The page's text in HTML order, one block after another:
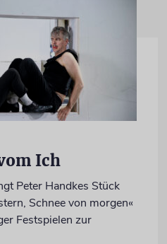
Ich
Peter Handkes Stück
Schnee von morgen«
Festspielen zur